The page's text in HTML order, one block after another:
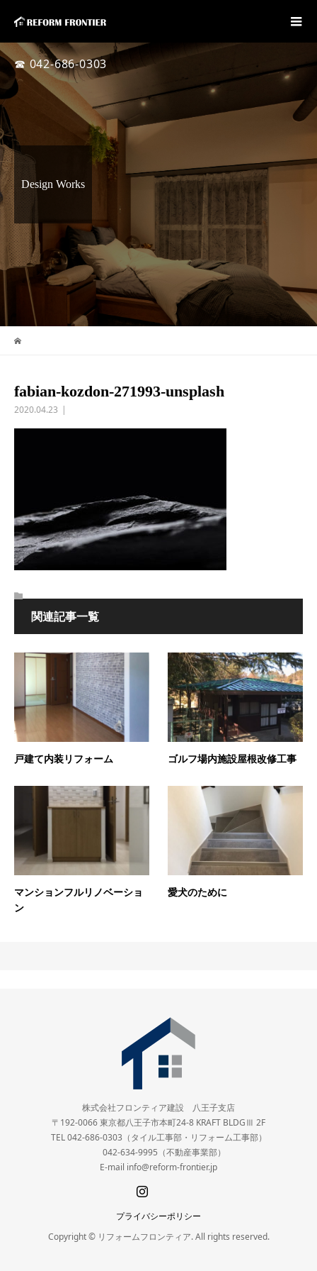
☎ 042-686-0303
Design Works
fabian-kozdon-271993-unsplash
2020.04.23
関連記事一覧
戸建て内装リフォーム ゴルフ場内施設屋根改修工事
マンションフルリノベーショ
ン
愛犬のために
株式会社フロンティア建設 八王子支店
〒192-0066 東京都八王子市本町24-8 KRAFT BLDGⅢ 2F
TEL 042-686-0303（タイル工事部・リフォーム工事部）
042-634-9995（不動産事業部）
E-mail info@reform-frontier.jp
プライバシーポリシー
Copyright © リフォームフロンティア. All rights reserved.